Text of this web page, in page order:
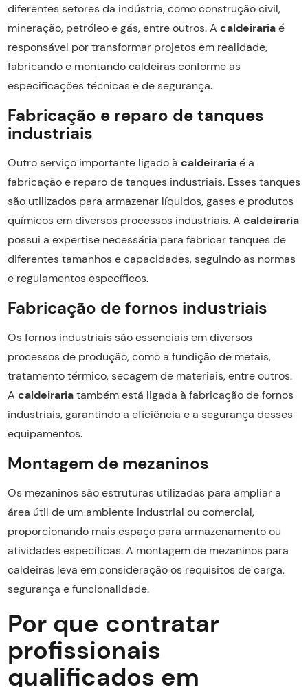
diferentes setores da indústria, como construção civil,
mineração, petróleo e gás, entre outros. A caldeirariaé
responsável por transformar projetos em realidade,
fabricando e montando caldeiras conforme as
especificações técnicas e de segurança.
Fabricação e reparo de tanques
industriais
Outro serviço importante ligado à caldeirariaé a
fabricação e reparo de tanques industriais. Esses tanques
são utilizados para armazenar líquidos, gases e produtos
químicos em diversos processos industriais. A caldeiraria
possui a expertise necessária para fabricar tanques de
diferentes tamanhos e capacidades, seguindo as normas
e regulamentos específicos.
Fabricação de fornos industriais
Os fornos industriais são essenciais em diversos
processos de produção, como a fundição de metais,
tratamento térmico, secagem de materiais, entre outros.
A caldeirariatambém está ligada à fabricação de fornos
industriais, garantindo a eficiência e a segurança desses
equipamentos.
Montagem de mezaninos
Os mezaninos são estruturas utilizadas para ampliar a
área útil de um ambiente industrial ou comercial,
proporcionando mais espaço para armazenamento ou
atividades específicas. A montagem de mezaninos para
caldeiras leva em consideração os requisitos de carga,
segurança e funcionalidade.
Por que contratar
profissionais
qualificados em